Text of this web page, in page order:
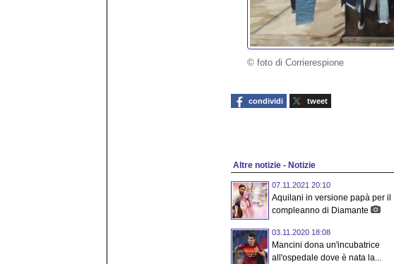
© foto di Corrierespione
condividi tweet
Altre notizie - Notizie
07.11.2021 20:10
Aquilani in versione papà per il
compleanno di Diamante
03.11.2020 18:08
Mancini dona un'incubatrice
all'ospedale dove è nata la...